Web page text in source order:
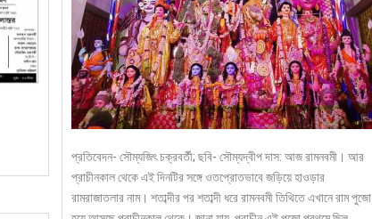
প্রতিবেদন- সৌম্যজিৎ চক্রবর্তী; ছবি- সৌম্যদ্বীপ দাস: আজ রামনবমী। আর
প্রাচীনকাল থেকে এই দিনটির সঙ্গে ওতপ্রোতভাবে জড়িয়ে হাওড়ার
রামরাজাতলার নাম। শতাব্দীর পর শতাব্দী ধরে রামনবমী তিথিতে এখানে রাম পুজো